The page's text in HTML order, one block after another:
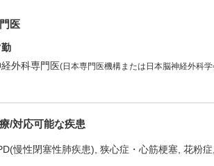
医
外科専門医(日本専門医機構または日本脳神経外科
/対応可能な疾患
慢性閉塞性肺疾患) 狭心症・心筋梗塞 花粉症